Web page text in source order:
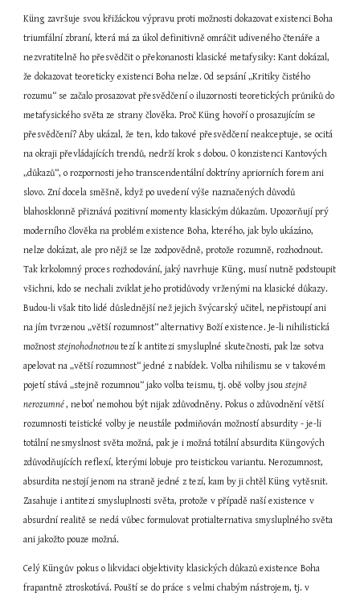
Küng završuje svou křižáckou výpravu proti možnosti dokazovat existenci Boha
triumfální zbraní, která má za úkol definitivně omráčit udiveného čtenáře a
nezvratitelně ho přesvědčit o překonanosti klasické metafysiky: Kant dokázal,
že dokazovat teoreticky existenci Boha nelze. Od sepsání „Kritiky čistého
rozumu“ se začalo prosazovat přesvědčení o iluzornosti teoretických průniků do
metafysického světa ze strany člověka. Proč Küng hovoří o prosazujícím se
přesvědčení? Aby ukázal, že ten, kdo takové přesvědčení neakceptuje, se ocitá
na okraji převládajících trendů, nedrží krok s dobou. O konzistenci Kantových
„důkazů“, o rozpornosti jeho transcendentální doktríny apriorních forem ani
slovo. Zní docela směšně, když po uvedení výše naznačených důvodů
blahosklonně přiznává pozitivní momenty klasickým důkazům. Upozorňují prý
moderního člověka na problém existence Boha, kterého, jak bylo ukázáno,
nelze dokázat, ale pro nějž se lze zodpovědně, protože rozumně, rozhodnout.
Tak krkolomný proces rozhodování, jaký navrhuje Küng, musí nutně podstoupit
všichni, kdo se nechali zviklat jeho protidůvody vrženými na klasické důkazy.
Budou-li však tito lidé důslednější než jejich švýcarský učitel, nepřistoupí ani
na jím tvrzenou „větší rozumnost“ alternativy Boží existence. Je-li nihilistická
možnost stejnohodnotnou tezí k antitezi smysluplné skutečnosti, pak lze sotva
apelovat na „větší rozumnost“ jedné z nabídek. Volba nihilismu se v takovém
pojetí stává „stejně rozumnou“ jako volba teismu, tj. obě volby jsou stejně
nerozumné , neboť nemohou být nijak zdůvodněny. Pokus o zdůvodnění větší
rozumnosti teistické volby je neustále podmiňován možností absurdity - je-li
totální nesmyslnost světa možná, pak je i možná totální absurdita Küngových
zdůvodňujících reflexí, kterými lobuje pro teistickou variantu. Nerozumnost,
absurdita nestojí jenom na straně jedné z tezí, kam by ji chtěl Küng vytěsnit.
Zasahuje i antitezi smysluplnosti světa, protože v případě naší existence v
absurdní realitě se nedá vůbec formulovat protialternativa smysluplného světa
ani jakožto pouze možná.
Celý Küngův pokus o likvidaci objektivity klasických důkazů existence Boha
frapantně ztroskotává. Pouští se do práce s velmi chabým nástrojem, tj. v